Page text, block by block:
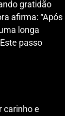
gratidão
afirma: “Após
longa
passo
carinho e